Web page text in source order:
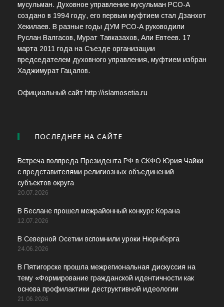
мусульман. Духовное управление мусульман РСО-А
создано в 1994 году, его первым муфтием стал Дзанхот
Хекилаев. В разные годы ДУМ РСО-А руководили
Руслан Валгасов, Мурат Тавказахов, Али Евтеев. 17
марта 2011 года на Съезде организации
председателем духовного управления, муфтием избран
Хаджимурат Гацалов.
Официальный сайт http://islamosetia.ru
ПОСЛЕДНЕЕ НА САЙТЕ
Встреча полпреда Президента РФ в СКФО Юрия Чайки
с представителями религиозных объединений
субъектов округа
20.07.2026
В Беслане прошел межрайонный конкурс Корана
12.07.2026
В Северной Осетии вспомнили уроки Нюрнберга
24.06.2026
В Пятигорске прошла межрегиональная дискуссия на
тему «Формирование гражданской идентичности как
основа профилактики деструктивной идеологии
21.06.2026